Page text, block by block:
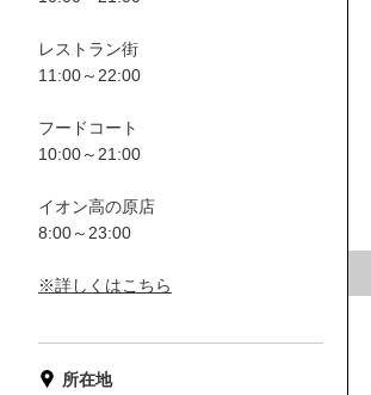
レストラン街
11:00～22:00
フードコート
10:00～21:00
イオン高の原店
8:00～23:00
※詳しくはこちら
所在地